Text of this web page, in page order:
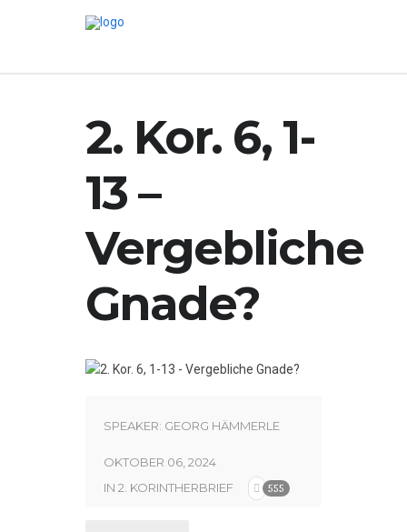
2. Kor. 6, 1-
13 –
Vergebliche
Gnade?
SPEAKER: GEORG HÄMMERLE
OKTOBER 06, 2024
IN 2. KORINTHERBRIEF 555